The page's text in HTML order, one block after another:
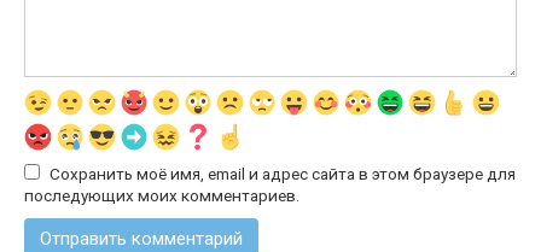
Сохранить моё имя, email и адрес сайта в этом браузере для
последующих моих комментариев.